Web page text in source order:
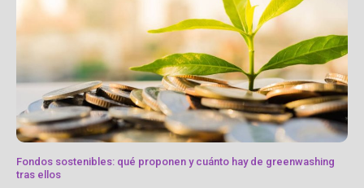
Fondos sostenibles: qué proponen y cuánto hay de greenwashing
tras ellos